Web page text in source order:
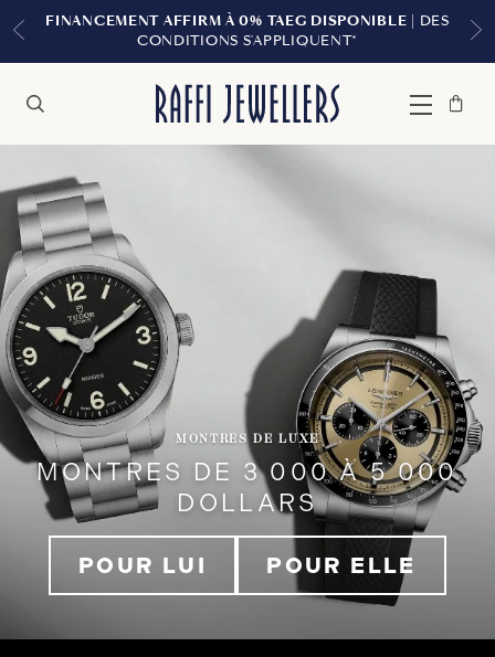
AFFIRM À 0% TAEG DISPONIBLE| DES
CONDITIONS S'APPLIQUENT*
Menu
Sac
Fermer
MONTRES DE LUXE
MONTRES DE 3 000 À 5 000
DOLLARS
POUR LUI POUR ELLE